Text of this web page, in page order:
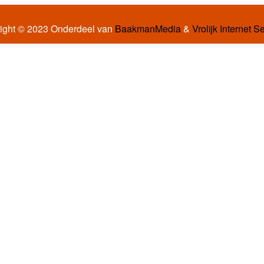
© 2023 Onderdeel van BaakmanMedia& Vrolijk Internet